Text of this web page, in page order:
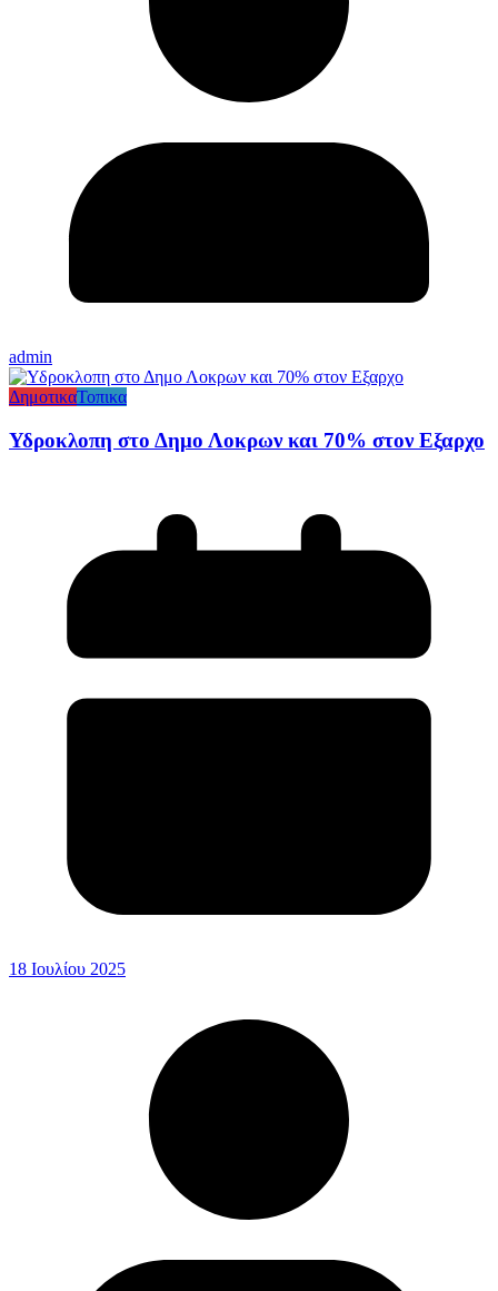
admin
ΔημοτικαΤοπικα
Υδροκλοπη στο Δημο Λοκρων και 70% στον Εξαρχο
18 Ιουλίου 2025